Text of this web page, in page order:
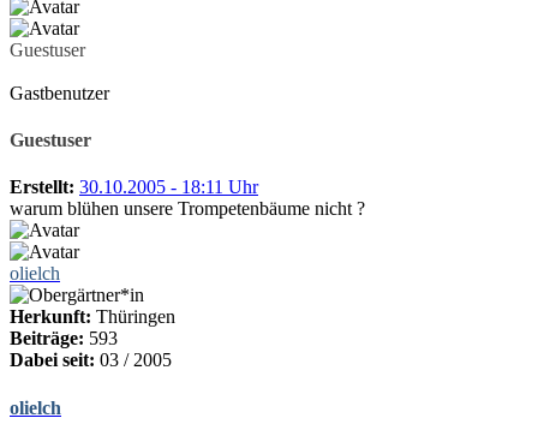
Guestuser
Gastbenutzer
Guestuser
Erstellt: 30.10.2005 - 18:11 Uhr
warum blühen unsere Trompetenbäume nicht ?
olielch
Herkunft: Thüringen
Beiträge: 593
Dabei seit: 03 / 2005
olielch